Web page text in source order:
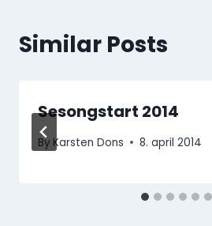
Similar Posts
Sesongstart 2014
By Karsten Dons 8. april 2014